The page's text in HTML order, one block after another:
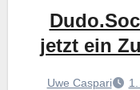
jetzt ein
Uwe Caspari